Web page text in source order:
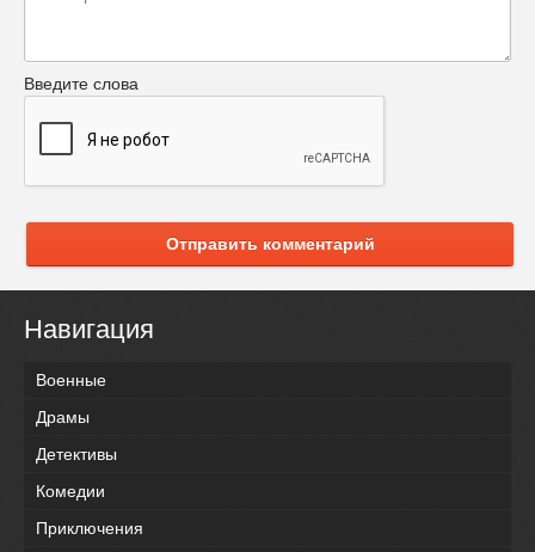
Введите слова
Отправить комментарий
Навигация
Военные
Драмы
Детективы
Комедии
Приключения